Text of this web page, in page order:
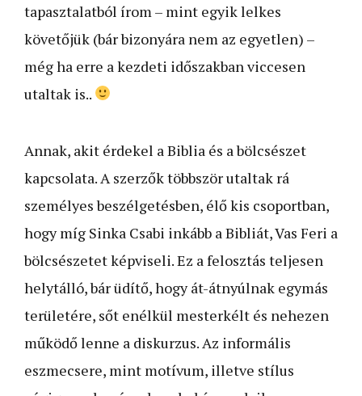
tapasztalatból írom – mint egyik lelkes
követőjük (bár bizonyára nem az egyetlen) –
még ha erre a kezdeti időszakban viccesen
utaltak is..
Annak, akit érdekel a Biblia és a bölcsészet
kapcsolata. A szerzők többször utaltak rá
személyes beszélgetésben, élő kis csoportban,
hogy míg Sinka Csabi inkább a Bibliát, Vas Feri a
bölcsészetet képviseli. Ez a felosztás teljesen
helytálló, bár üdítő, hogy át-átnyúlnak egymás
területére, sőt enélkül mesterkélt és nehezen
működő lenne a diskurzus. Az informális
eszmecsere, mint motívum, illetve stílus